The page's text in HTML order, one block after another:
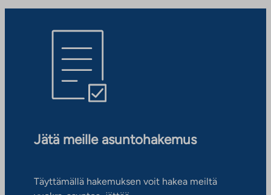
Jätä meille asuntohakemus
Täyttämällä hakemuksen voit hakea meiltä